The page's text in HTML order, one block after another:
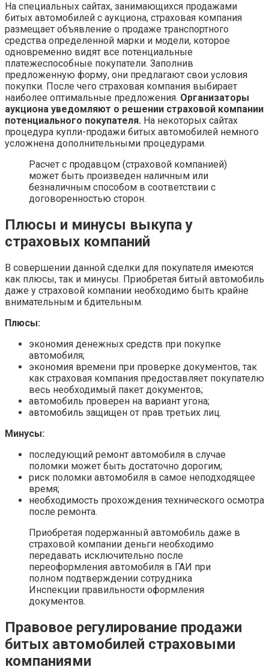
На специальных сайтах, занимающихся продажами
битых автомобилей с аукциона, страховая компания
размещает объявление о продаже транспортного
средства определенной марки и модели, которое
одновременно видят все потенциальные
платежеспособные покупатели. Заполнив
предложенную форму, они предлагают свои условия
покупки. После чего страховая компания выбирает
наиболее оптимальные предложения. Организаторы
аукциона уведомляют о решении страховой компании
потенциального покупателя. На некоторых сайтах
процедура купли-продажи битых автомобилей немного
усложнена дополнительными процедурами.
Расчет с продавцом (страховой компанией)
может быть произведен наличным или
безналичным способом в соответствии с
договоренностью сторон.
Плюсы и минусы выкупа у
страховых компаний
В совершении данной сделки для покупателя имеются
как плюсы, так и минусы. Приобретая битый автомобиль
даже у страховой компании необходимо быть крайне
внимательным и бдительным.
Плюсы:
экономия денежных средств при покупке
автомобиля;
экономия времени при проверке документов, так
как страховая компания предоставляет покупателю
весь необходимый пакет документов;
автомобиль проверен на вариант угона;
автомобиль защищен от прав третьих лиц.
Минусы:
последующий ремонт автомобиля в случае
поломки может быть достаточно дорогим;
риск поломки автомобиля в самое неподходящее
время;
необходимость прохождения технического осмотра
после ремонта.
Приобретая подержанный автомобиль даже в
страховой компании деньги необходимо
передавать исключительно после
переоформления автомобиля в ГАИ при
полном подтверждении сотрудника
Инспекции правильности оформления
документов.
Правовое регулирование продажи
битых автомобилей страховыми
компаниями